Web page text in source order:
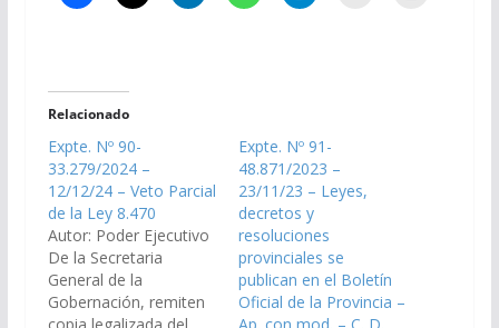
Relacionado
Expte. Nº 90-
33.279/2024 –
12/12/24 – Veto Parcial
de la Ley 8.470
Autor: Poder Ejecutivo
De la Secretaria
General de la
Gobernación, remiten
Expte. Nº 91-
48.871/2023 –
23/11/23 – Leyes,
decretos y
resoluciones
provinciales se
publican en el Boletín
Oficial de la Provincia –